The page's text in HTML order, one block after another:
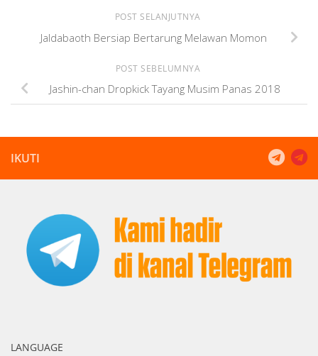
POST SELANJUTNYA
Jaldabaoth Bersiap Bertarung Melawan Momon
POST SEBELUMNYA
Jashin-chan Dropkick Tayang Musim Panas 2018
IKUTI
LANGUAGE